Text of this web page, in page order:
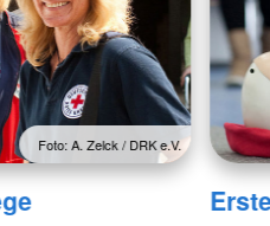
Foto: A. Zelck / DRK e.V.